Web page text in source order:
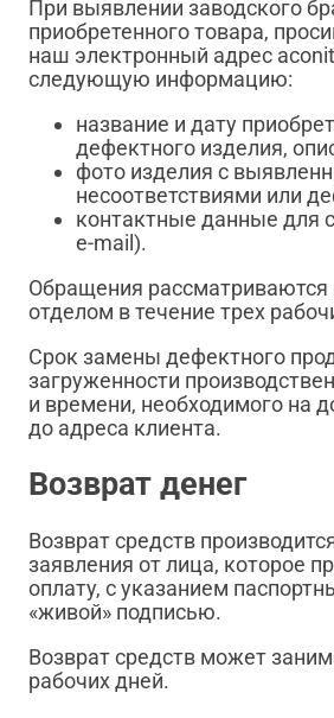
При выявлении заводского
приобретенного товара,
наш электронный адрес
следующую информацию:
название и дату
дефектного изделия,
фото изделия с
несоответствиями или
контактные данные для
e-mail).
Обращения
отделом в течение трех
Срок замены дефектного
загруженности
и времени, необходимого на
до адреса клиента.
Возврат денег
Возврат средств
заявления от лица, которое
оплату, с указанием
«живой» подписью.
Возврат средств может
рабочих дней.